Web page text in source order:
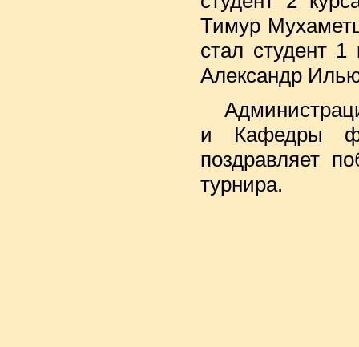
Тимур
стал студент
Александр
и Кафедры
поздравляет
турнира.